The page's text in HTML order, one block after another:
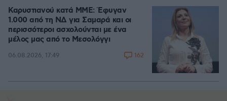
Καρυστιανού κατά ΜΜΕ: Έφυγαν
1.000 από τη ΝΔ για Σαμαρά και οι
περισσότεροι ασχολούνται με ένα
μέλος μας από το Μεσολόγγι
06.08.2026, 17:49 162